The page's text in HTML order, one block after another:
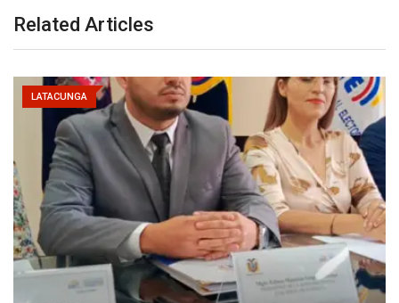
Related Articles
LATACUNGA